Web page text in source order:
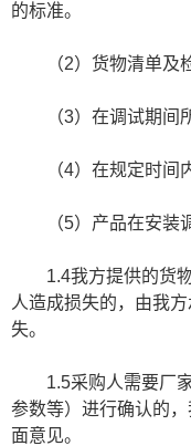
的标准。
（2）货物清单及检
（3）在调试期间所
（4）在规定时间内
（5）产品在安装调
1.4我方提供的货物
人造成损失的，由我
失。
1.5采购人需要厂家
参数等）进行确认的
面意见。